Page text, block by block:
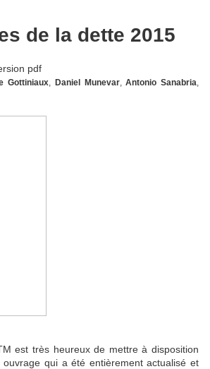
de la dette 2015
pdf
Gottiniaux Daniel Munevar,Antonio Sanabria
est très heureux de mettre à disposition
ouvrage qui a été entièrement actualisé et